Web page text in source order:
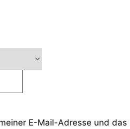
E-Mail-Adresse und